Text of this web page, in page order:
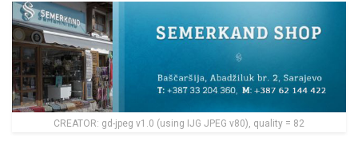
CREATOR: gd-jpeg v1.0 (using IJG JPEG v80), quality = 82